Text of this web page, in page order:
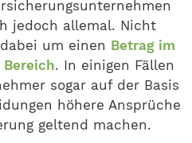
jedoch allemal. Nicht
um einen Betrag im
. In einigen Fällen
sogar auf der Basis
höhere Ansprüche
geltend machen.